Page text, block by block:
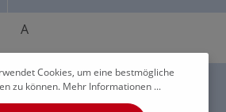
A
A
Cookies, um eine bestmögliche
zu können. Mehr Informationen ...